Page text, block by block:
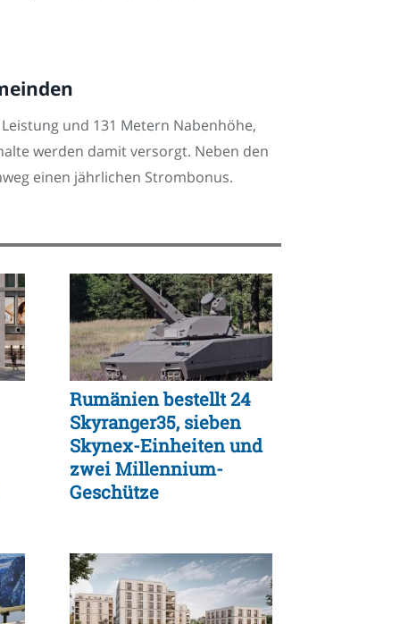
und 131 Metern Nabenhöhe,
werden damit versorgt. Neben den
einen jährlichen Strombonus.
Rumänien bestellt 24
Skyranger35, sieben
Skynex-Einheiten und
zwei Millennium-
Geschütze